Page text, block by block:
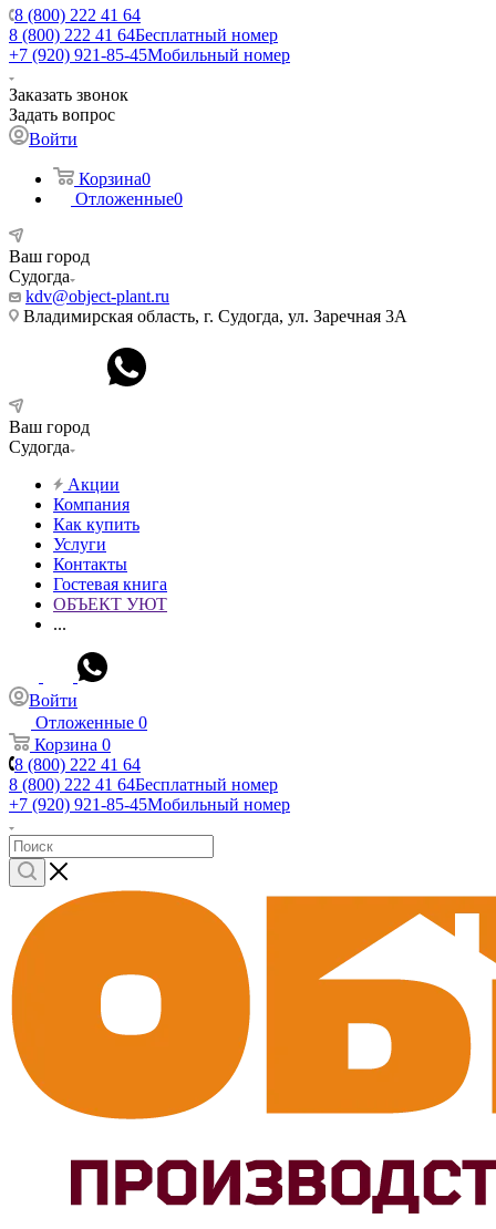
8 (800) 222 41 64
8 (800) 222 41 64Бесплатный номер
+7 (920) 921-85-45Мобильный номер
Заказать звонок
Задать вопрос
Войти
Корзина0
Отложенные0
Ваш город
Судогда
kdv@object-plant.ru
Владимирская область, г. Судогда, ул. Заречная 3А
Ваш город
Судогда
Акции
Компания
Как купить
Услуги
Контакты
Гостевая книга
ОБЪЕКТ УЮТ
...
Войти
Отложенные 0
Корзина 0
8 (800) 222 41 64
8 (800) 222 41 64Бесплатный номер
+7 (920) 921-85-45Мобильный номер